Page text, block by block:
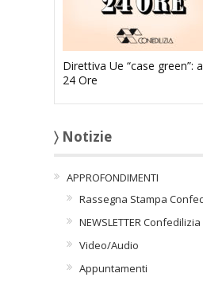
Direttiva Ue “case green”:
24 Ore
〉 Notizie
APPROFONDIMENTI
Rassegna Stampa
NEWSLETTER Confedilizia
Video/Audio
Appuntamenti